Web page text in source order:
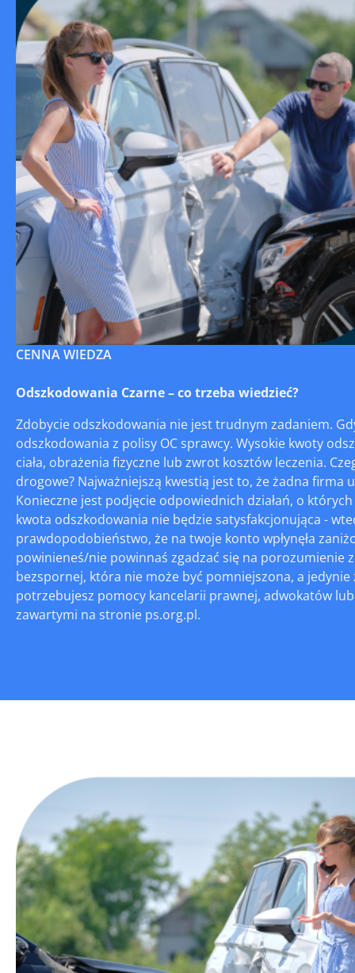
CENNA WIEDZA
Odszkodowania Czarne – co trzeba wiedzieć?
Zdobycie odszkodowania nie jest trudnym zadaniem.
odszkodowania z polisy OC sprawcy. Wysokie kwoty
ciała, obrażenia fizyczne lub zwrot kosztów leczenia.
drogowe? Najważniejszą kwestią jest to, że żadna
Konieczne jest podjęcie odpowiednich działań, o
kwota odszkodowania nie będzie satysfakcjonująca -
prawdopodobieństwo, że na twoje konto wpłynęła
powinieneś/nie powinnaś zgadzać się na porozumienie
bezspornej, która nie może być pomniejszona, a
potrzebujesz pomocy kancelarii prawnej, adwokatów
zawartymi na stronie ps.org.pl.